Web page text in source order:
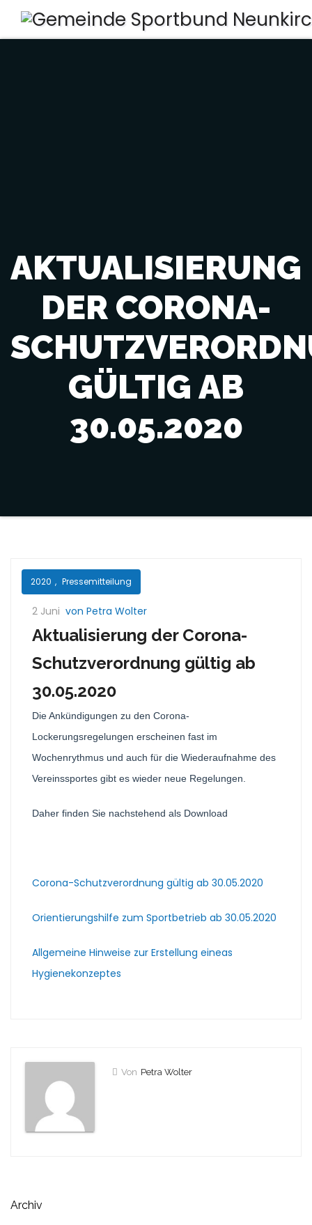
AKTUALISIERUNG
DER CORONA-
GÜLTIG AB
30.05.2020
2020 , Pressemitteilung
2 Juni von Petra Wolter
Aktualisierung der Corona-
Schutzverordnung gültig ab
30.05.2020
Die Ankündigungen zu den Corona-
Lockerungsregelungen erscheinen fast im
Wochenrythmus und auch für die Wiederaufnahme des
Vereinssportes gibt es wieder neue Regelungen.
Daher finden Sie nachstehend als Download
Corona-Schutzverordnung gültig ab 30.05.2020
Orientierungshilfe zum Sportbetrieb ab 30.05.2020
Allgemeine Hinweise zur Erstellung eineas
Hygienekonzeptes
Von Petra Wolter
Archiv